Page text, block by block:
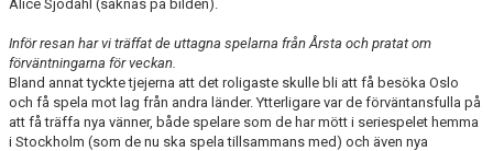
Alice Sjödahl (saknas på bilden).
Inför resan har vi träffat de uttagna spelarna från Årsta och pratat om
förväntningarna för veckan.
Bland annat tyckte tjejerna att det roligaste skulle bli att få besöka Oslo
och få spela mot lag från andra länder. Ytterligare var de förväntansfulla på
att få träffa nya vänner, både spelare som de har mött i seriespelet hemma
i Stockholm (som de nu ska spela tillsammans med) och även nya